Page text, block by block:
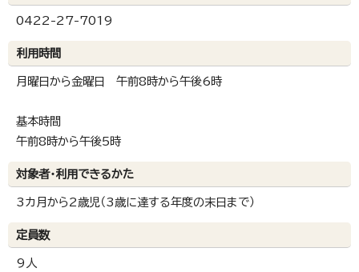
0422-27-7019
利用時間
月曜日から金曜日 午前8時から午後6時
基本時間
午前8時から午後5時
対象者・利用できるかた
3カ月から2歳児（3歳に達する年度の末日まで）
定員数
9人